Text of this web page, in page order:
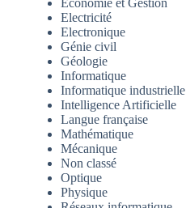
Electricité
Electronique
Génie civil
Géologie
Informatique
Informatique industrielle
Intelligence Artificielle
Langue française
Mathématique
Mécanique
Non classé
Optique
Physique